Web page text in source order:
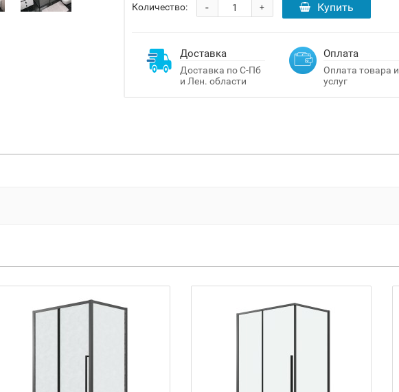
Количество: +
- Купить
Доставка
Доставка по С-Пб
и Лен. области
Оплата
Оплата товара и
услуг